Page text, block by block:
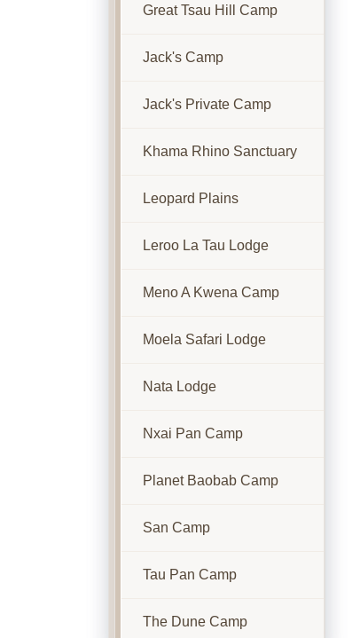
Great Tsau Hill Camp
Jack's Camp
Jack's Private Camp
Khama Rhino Sanctuary
Leopard Plains
Leroo La Tau Lodge
Meno A Kwena Camp
Moela Safari Lodge
Nata Lodge
Nxai Pan Camp
Planet Baobab Camp
San Camp
Tau Pan Camp
The Dune Camp